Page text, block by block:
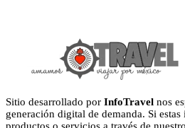
Sitio desarrollado por InfoTravel nos
generación digital de demanda. Si